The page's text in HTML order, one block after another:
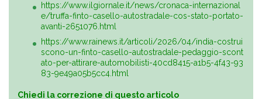
https://www.ilgiornale.it/news/cronaca-internazional
e/truffa-finto-casello-autostradale-cos-stato-portato-
avanti-2651076.html
https://www.rainews.it/articoli/2026/04/india-costrui
scono-un-finto-casello-autostradale-pedaggio-scont
ato-per-attirare-automobilisti-40cd8415-a1b5-4f43-93
83-9e49a05b5cc4.html
Chiedi la correzione di questo articolo